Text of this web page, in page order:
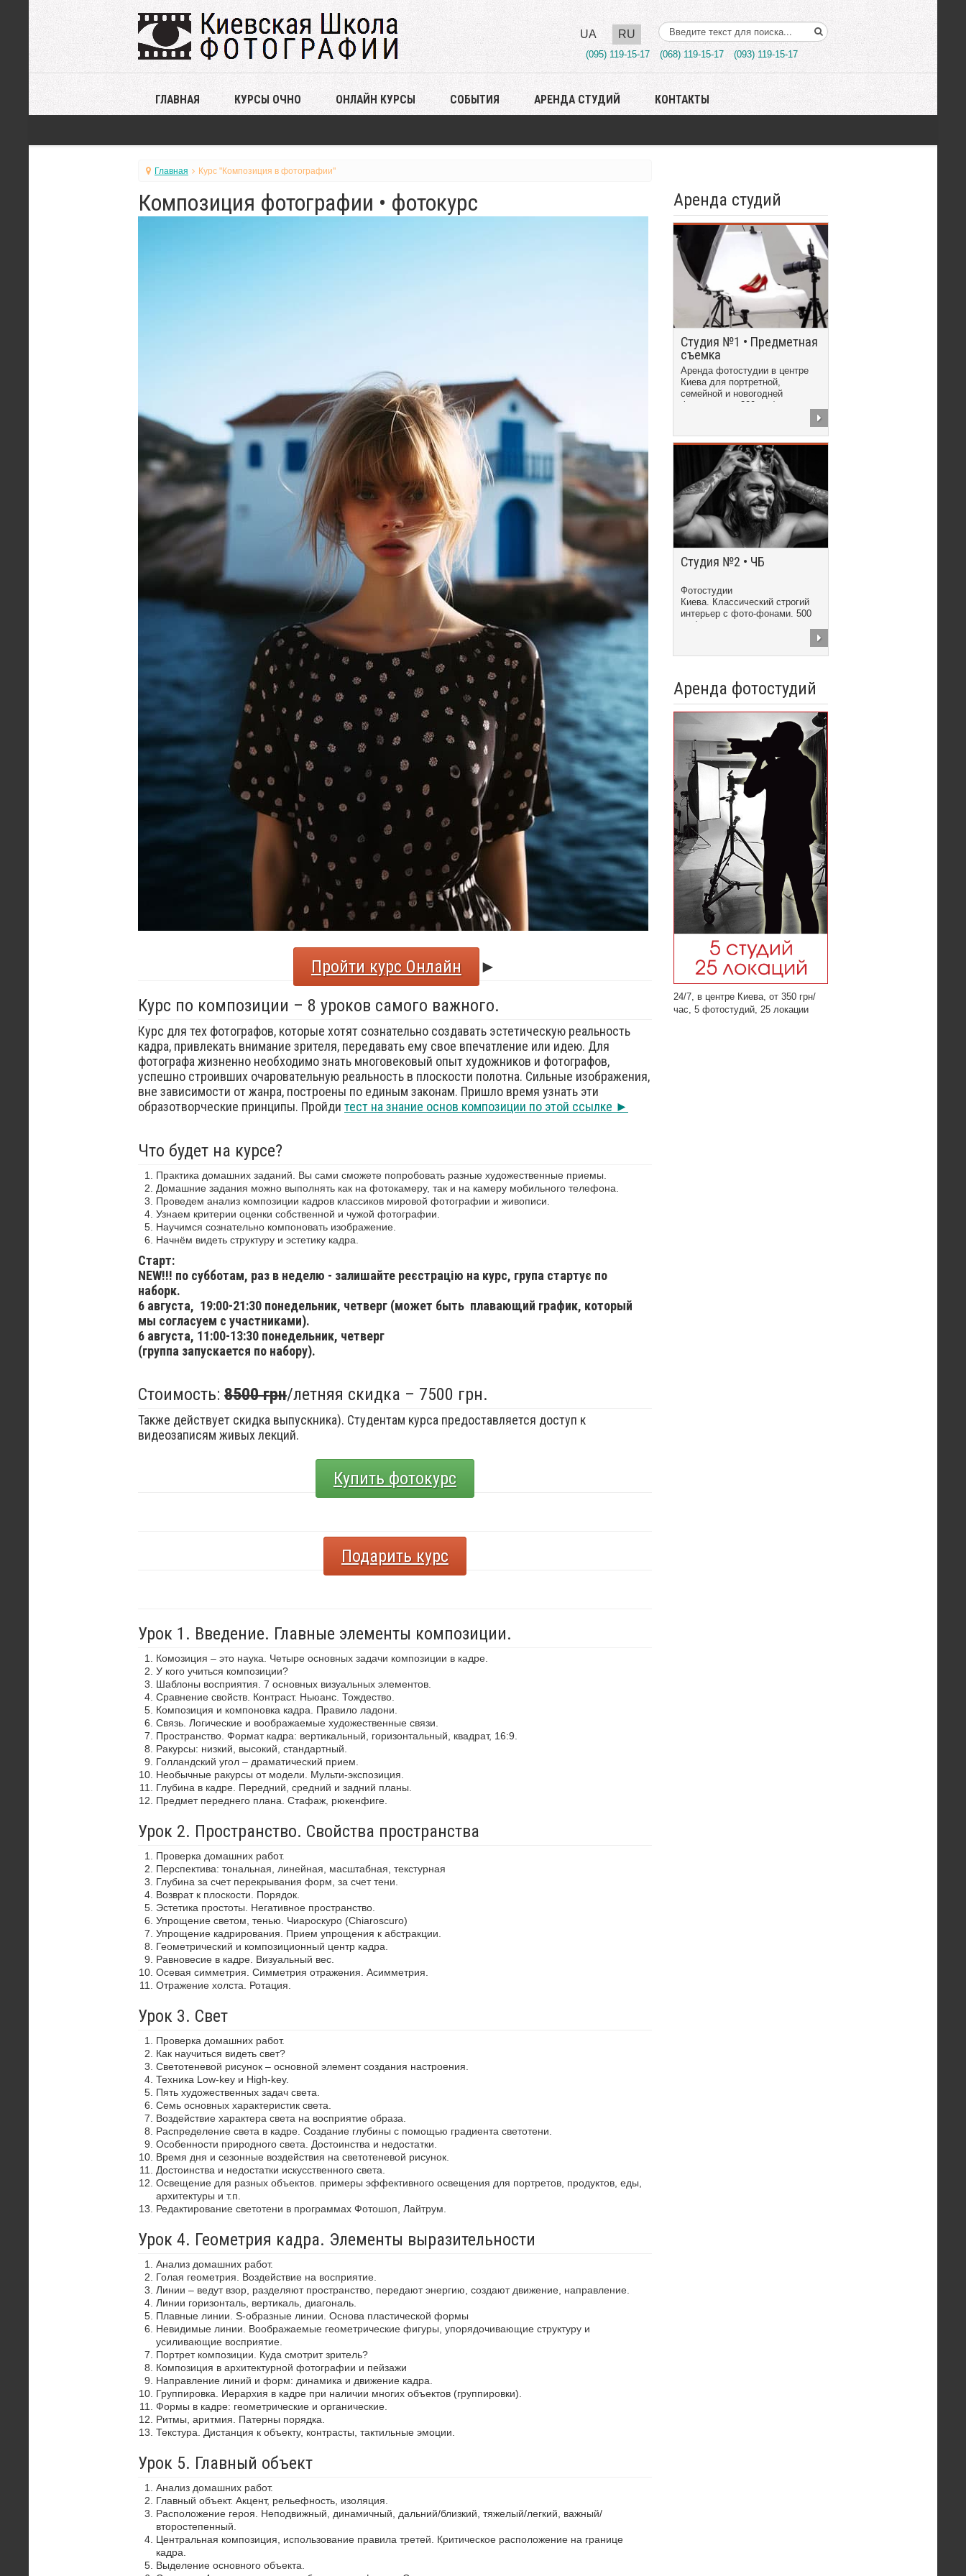
UA RU Поиск..
(095) 119-15-17 (068) 119-15-17 (093) 119-15-17
ГЛАВНАЯ КУРСЫ ОЧНО ОНЛАЙН КУРСЫ СОБЫТИЯ АРЕНДА СТУДИЙ КОНТАКТЫ
Главная Курс "Композиция в фотографии"
Композиция фотографии • фотокурс
Пройти курс Онлайн
►
Курс по композиции – 8 уроков самого важного.
Курс для тех фотографов, которые хотят сознательно создавать эстетическую реальность
кадра, привлекать внимание зрителя, передавать ему свое впечатление или идею. Для
фотографа жизненно необходимо знать многовековый опыт художников и фотографов,
успешно строивших очаровательную реальность в плоскости полотна. Сильные изображения,
вне зависимости от жанра, построены по единым законам. Пришло время узнать эти
образотворческие принципы. Пройди тест на знание основ композиции по этой ссылке ►
Что будет на курсе?
Практика домашних заданий. Вы сами сможете попробовать разные художественные приемы.
Домашние задания можно выполнять как на фотокамеру, так и на камеру мобильного телефона.
Проведем анализ композиции кадров классиков мировой фотографии и живописи.
Узнаем критерии оценки собственной и чужой фотографии.
Научимся сознательно компоновать изображение.
Начнём видеть структуру и эстетику кадра.
Старт:
NEW!!! по субботам, раз в неделю - залишайте реєстрацію на курс, група стартує по
наборк.
6 августа, 19:00-21:30 понедельник, четверг (может быть плавающий график, который
мы согласуем с участниками).
6 августа, 11:00-13:30 понедельник, четверг
(группа запускается по набору).
Стоимость: 8500 грн/летняя скидка – 7500 грн.
Также действует скидка выпускника). Студентам курса предоставляется доступ к
видеозаписям живых лекций.
Купить фотокурс
Подарить курс
Урок 1. Введение. Главные элементы композиции.
Комозиция – это наука. Четыре основных задачи композиции в кадре.
У кого учиться композиции?
Шаблоны восприятия. 7 основных визуальных элементов.
Сравнение свойств. Контраст. Ньюанс. Тождество.
Композиция и компоновка кадра. Правило ладони.
Связь. Логические и воображаемые художественные связи.
Пространство. Формат кадра: вертикальный, горизонтальный, квадрат, 16:9.
Ракурсы: низкий, высокий, стандартный.
Голландский угол – драматический прием.
Необычные ракурсы от модели. Мульти-экспозиция.
Глубина в кадре. Передний, средний и задний планы.
Предмет переднего плана. Стафаж, рюкенфиге.
Урок 2. Пространство. Свойства пространства
Проверка домашних работ.
Перспектива: тональная, линейная, масштабная, текстурная
Глубина за счет перекрывания форм, за счет тени.
Возврат к плоскости. Порядок.
Эстетика простоты. Негативное пространство.
Упрощение светом, тенью. Чиароскуро (Chiaroscuro)
Упрощение кадрирования. Прием упрощения к абстракции.
Геометрический и композиционный центр кадра.
Равновесие в кадре. Визуальный вес.
Осевая симметрия. Симметрия отражения. Асимметрия.
Отражение холста. Ротация.
Урок 3. Свет
Проверка домашних работ.
Как научиться видеть свет?
Светотеневой рисунок – основной элемент создания настроения.
Техника Low-key и High-key.
Пять художественных задач света.
Семь основных характеристик света.
Воздействие характера света на восприятие образа.
Распределение света в кадре. Создание глубины с помощью градиента светотени.
Особенности природного света. Достоинства и недостатки.
Время дня и сезонные воздействия на светотеневой рисунок.
Достоинства и недостатки искусственного света.
Освещение для разных объектов. примеры эффективного освещения для портретов, продуктов, еды,
архитектуры и т.п.
Редактирование светотени в программах Фотошоп, Лайтрум.
Урок 4. Геометрия кадра. Элементы выразительности
Анализ домашних работ.
Голая геометрия. Воздействие на восприятие.
Линии – ведут взор, разделяют пространство, передают энергию, создают движение, направление.
Линии горизонталь, вертикаль, диагональ.
Плавные линии. S-образные линии. Основа пластической формы
Невидимые линии. Воображаемые геометрические фигуры, упорядочивающие структуру и
усиливающие восприятие.
Портрет композиции. Куда смотрит зритель?
Композиция в архитектурной фотографии и пейзажи
Направление линий и форм: динамика и движение кадра.
Группировка. Иерархия в кадре при наличии многих объектов (группировки).
Формы в кадре: геометрические и органические.
Ритмы, аритмия. Патерны порядка.
Текстура. Дистанция к объекту, контрасты, тактильные эмоции.
Урок 5. Главный объект
Анализ домашних работ.
Главный объект. Акцент, рельефность, изоляция.
Расположение героя. Неподвижный, динамичный, дальний/близкий, тяжелый/легкий, важный/
второстепенный.
Центральная композиция, использование правила третей. Критическое расположение на границе
кадра.
Выделение основного объекта.
Аренда студий
Студия №1 • Предметная
съемка
Аренда фотостудии в центре
Киева для портретной,
семейной и новогодней
фотосъемки. 300 грн/час
Студия №2 • ЧБ
Фотостудии
Киева. Классический строгий
интерьер с фото-фонами. 500
грн/час
Аренда фотостудий
24/7, в центре Киева, от 350 грн/
час, 5 фотостудий, 25 локации